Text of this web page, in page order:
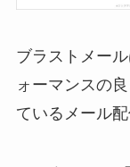
ブラストメー
ォーマンスの
ているメール配